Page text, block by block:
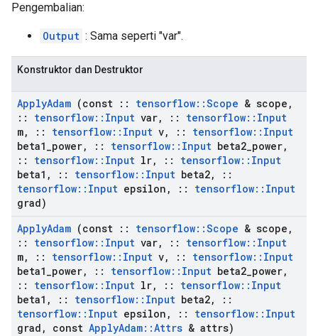
Pengembalian:
Output : Sama seperti "var".
Konstruktor dan Destruktor
ApplyAdam (const :: tensorflow::Scope & scope ,
::
tensorflow:: Input var, :: tensorflow:: Input
m, :: tensorflow:: Input v, :: tensorflow:: Input
beta1 power, :: tensorflow:: Input beta2 power,
::
tensorflow:: Input lr, :: tensorflow:: Input
beta1 , :: tensorflow:: Input beta2,
::
tensorflow:: Input epsilon , :: tensorflow:: Input
grad)
ApplyAdam (const :: tensorflow::Scope & scope ,
::
tensorflow:: Input var, :: tensorflow:: Input
m, :: tensorflow:: Input v, :: tensorflow:: Input
beta1 power, :: tensorflow:: Input beta2 power,
::
tensorflow:: Input lr, :: tensorflow:: Input
beta1 , :: tensorflow:: Input beta2,
::
tensorflow:: Input epsilon , :: tensorflow:: Input
grad , const ApplyAdam::Attrs & attrs)